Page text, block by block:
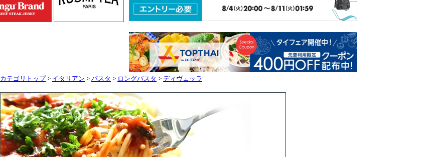
カテゴリトップ > イタリアン > パスタ > ロングパスタ > ディヴェッラ